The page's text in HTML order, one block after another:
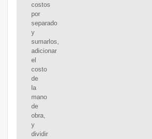
costos
por
separado
y
sumarlos,
adicionar
el
costo
de
la
mano
de
obra,
y
dividir